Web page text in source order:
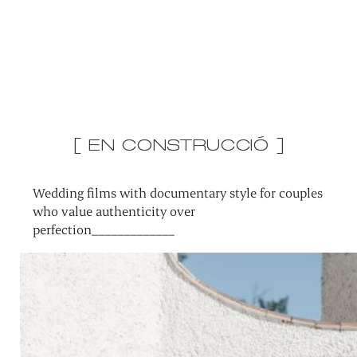
[ EN CONSTRUCCIÓ ]
Wedding films with documentary style for couples
who value authenticity over
perfection_____________